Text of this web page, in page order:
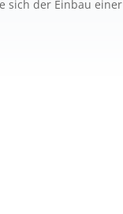
sich der Einbau einer